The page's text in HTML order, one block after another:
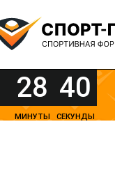
28
МИНУТЫ
40
СЕКУНДЫ